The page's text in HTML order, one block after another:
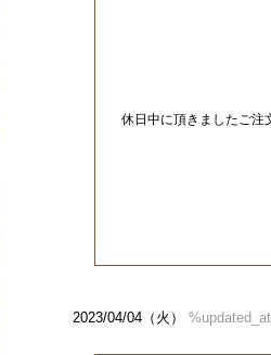
休日中に頂きましたご注
2023/04/04（火）